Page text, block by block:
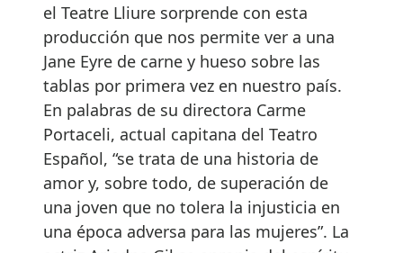
el Teatre Lliure sorprende con esta
producción que nos permite ver a una
Jane Eyre de carne y hueso sobre las
tablas por primera vez en nuestro país.
En palabras de su directora Carme
Portaceli, actual capitana del Teatro
Español, “se trata de una historia de
amor y, sobre todo, de superación de
una joven que no tolera la injusticia en
una época adversa para las mujeres”. La